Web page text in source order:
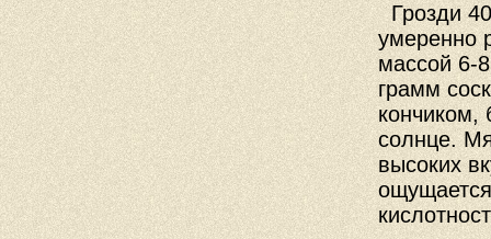
Грозди
умеренно
массой 6-
грамм
кончиком,
солнце.
высоких